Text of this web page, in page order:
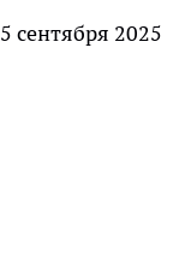
5 сентября 2025